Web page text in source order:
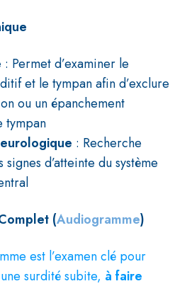
: Permet d’examiner le
et le tympan afin d’exclure
ou un épanchement
tympan
: Recherche
signes d’atteinte du système
(Audiogramme)
est l’examen clé pour
surdité subite, à faire